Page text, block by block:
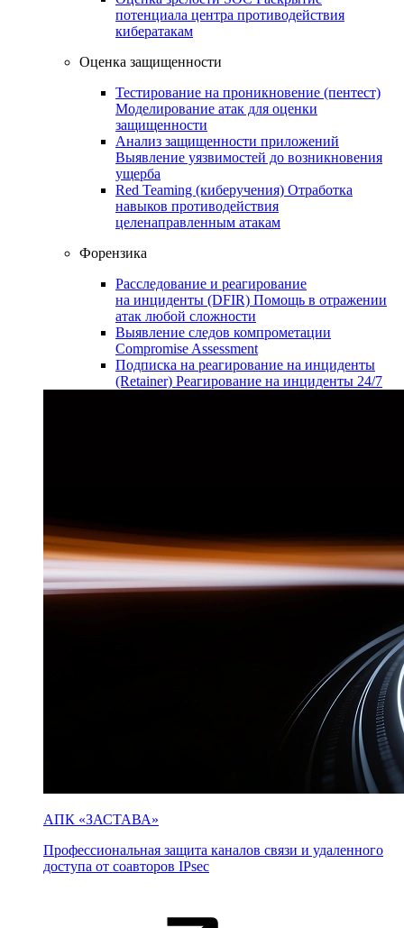
потенциала центра противодействия
кибератакам
Оценка защищенности
Тестирование на проникновение (пентест)
Моделирование атак для оценки
защищенности
Анализ защищенности приложений
Выявление уязвимостей до возникновения
ущерба
Red Teaming (киберучения) Отработка
навыков противодействия
целенаправленным атакам
Форензика
Расследование и реагирование
на инциденты (DFIR) Помощь в отражении
атак любой сложности
Выявление следов компрометации
Compromise Assessment
Подписка на реагирование на инциденты
(Retainer) Реагирование на инциденты 24/7
АПК «ЗАСТАВА»
Профессиональная защита каналов связи и удаленного
доступа от соавторов IPsec